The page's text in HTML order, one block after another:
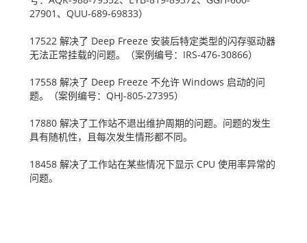
27901 、 QUU-689-69833）
17522 解决了 Deep Freeze 安装后特定类型的闪存驱动器
无法正常挂载的问题。（案例编号： IRS-476-30866）
17558 解决了 Deep Freeze 不允许 Windows 启动的问
题。（案例编号： QHJ-805-27395）
17880 解决了工作站不退出维护周期的问题。问题的发生
具有随机性，且每次发生情形都不同。
18458 解决了工作站在某些情况下显示 CPU 使用率异常的
问题。